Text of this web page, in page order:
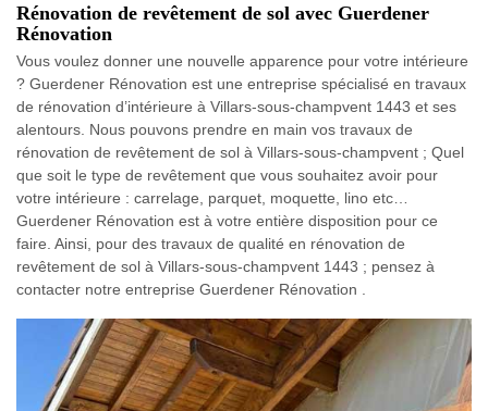
Rénovation de revêtement de sol avec Guerdener
Rénovation
Vous voulez donner une nouvelle apparence pour votre intérieure
? Guerdener Rénovation est une entreprise spécialisé en travaux
de rénovation d’intérieure à Villars-sous-champvent 1443 et ses
alentours. Nous pouvons prendre en main vos travaux de
rénovation de revêtement de sol à Villars-sous-champvent ; Quel
que soit le type de revêtement que vous souhaitez avoir pour
votre intérieure : carrelage, parquet, moquette, lino etc…
Guerdener Rénovation est à votre entière disposition pour ce
faire. Ainsi, pour des travaux de qualité en rénovation de
revêtement de sol à Villars-sous-champvent 1443 ; pensez à
contacter notre entreprise Guerdener Rénovation .